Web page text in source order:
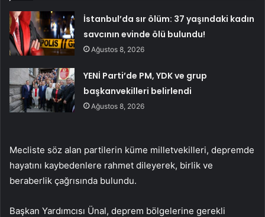
İstanbul’da sır ölüm: 37 yaşındaki kadın
savcının evinde ölü bulundu!
Ağustos 8, 2026
YENİ Parti’de PM, YDK ve grup
başkanvekilleri belirlendi
Ağustos 8, 2026
Mecliste söz alan partilerin küme milletvekilleri, depremde
hayatını kaybedenlere rahmet dileyerek, birlik ve
beraberlik çağrısında bulundu.
Başkan Yardımcısı Ünal, deprem bölgelerine gerekli